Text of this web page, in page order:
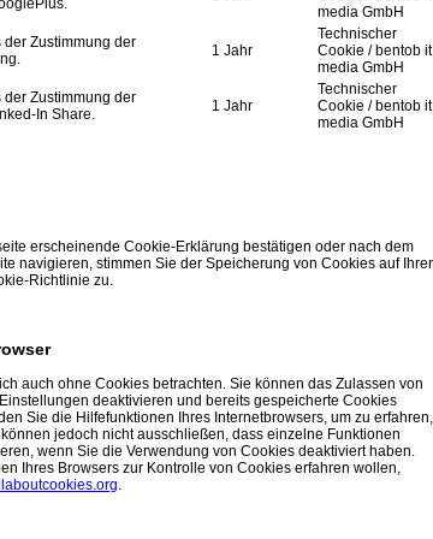
media GmbH
Zustimmung der
1 Jahr
Technischer
Cookie / bentob it
media GmbH
Zustimmung der
In Share.
1 Jahr
Technischer
Cookie / bentob it
media GmbH
erscheinende Cookie-Erklärung bestätigen oder nach dem
navigieren, stimmen Sie der Speicherung von Cookies auf
Richtlinie zu.
auch ohne Cookies betrachten. Sie können das Zulassen von
deaktivieren und bereits gespeicherte Cookies
Sie die Hilfefunktionen Ihres Internetbrowsers, um zu erfahren,
jedoch nicht ausschließen, dass einzelne Funktionen
wenn Sie die Verwendung von Cookies deaktiviert haben.
Ihres Browsers zur Kontrolle von Cookies erfahren wollen,
.